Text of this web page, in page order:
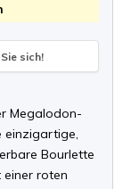
sich!
Megalodon-
einzigartige,
Bourlette
einer roten